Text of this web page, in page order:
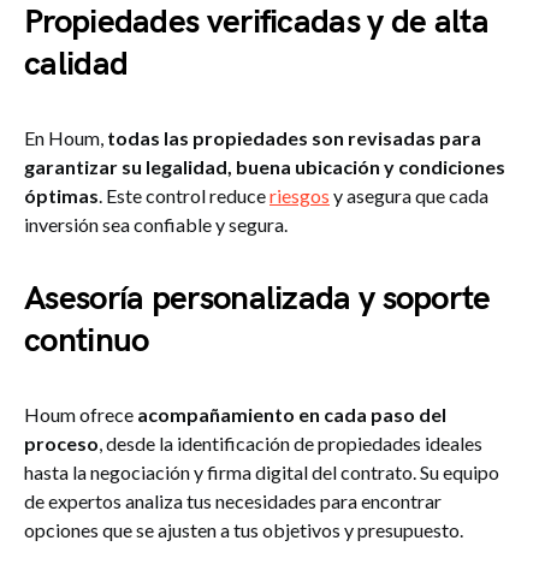
Propiedades verificadas y de alta
calidad
En Houm, todas las propiedades son revisadas para
garantizar su legalidad, buena ubicación y condiciones
óptimas. Este control reduceriesgos y asegura que cada
inversión sea confiable y segura.
Asesoría personalizada y soporte
continuo
Houm ofrece acompañamiento en cada paso del
proceso, desde la identificación de propiedades ideales
hasta la negociación y firma digital del contrato. Su equipo
de expertos analiza tus necesidades para encontrar
opciones que se ajusten a tus objetivos y presupuesto.